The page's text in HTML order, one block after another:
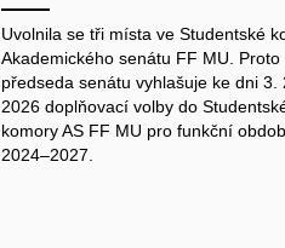
Uvolnila se tři místa ve Studentské
Akademického senátu FF MU. Proto
předseda senátu vyhlašuje ke dni 3.
2026 doplňovací volby do
komory AS FF MU pro funkční
2024–2027.